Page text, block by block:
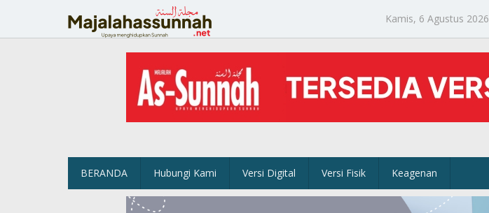
konten
Kamis, 6 Agustus 2026
BERANDA Hubungi Kami Versi Digital Versi Fisik Keagenan